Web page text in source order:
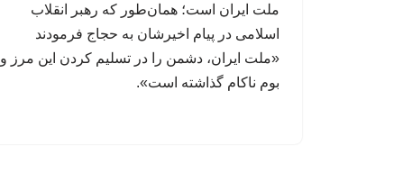
ملت ایران است؛ همان‌طور که رهبر انقلاب
اسلامی در پیام اخیرشان به حجاج فرمودند
«ملت ایران، دشمن را در تسلیم کردن این مرز و
بوم ناکام گذاشته است».